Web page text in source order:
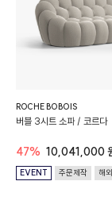
ROCHE BOBOIS
버블 3시트 소파 / 코르다
47% 10,041,000
EVENT 주문제작 해